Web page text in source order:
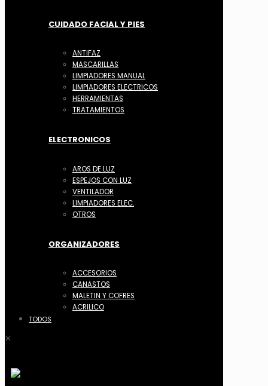
CUIDADO FACIAL Y PIES
ANTIFAZ
MASCARILLAS
LIMPIADORES MANUAL
LIMPIADORES ELECTRICOS
HERRAMIENTAS
TRATAMIENTOS
ELECTRONICOS
AROS DE LUZ
ESPEJOS CON LUZ
VENTILADOR
LIMPIADORES ELEC.
OTROS
ORGANIZADORES
ACCESORIOS
CANASTOS
MALETIN Y COFRES
ACRILICO
TODOS
✕